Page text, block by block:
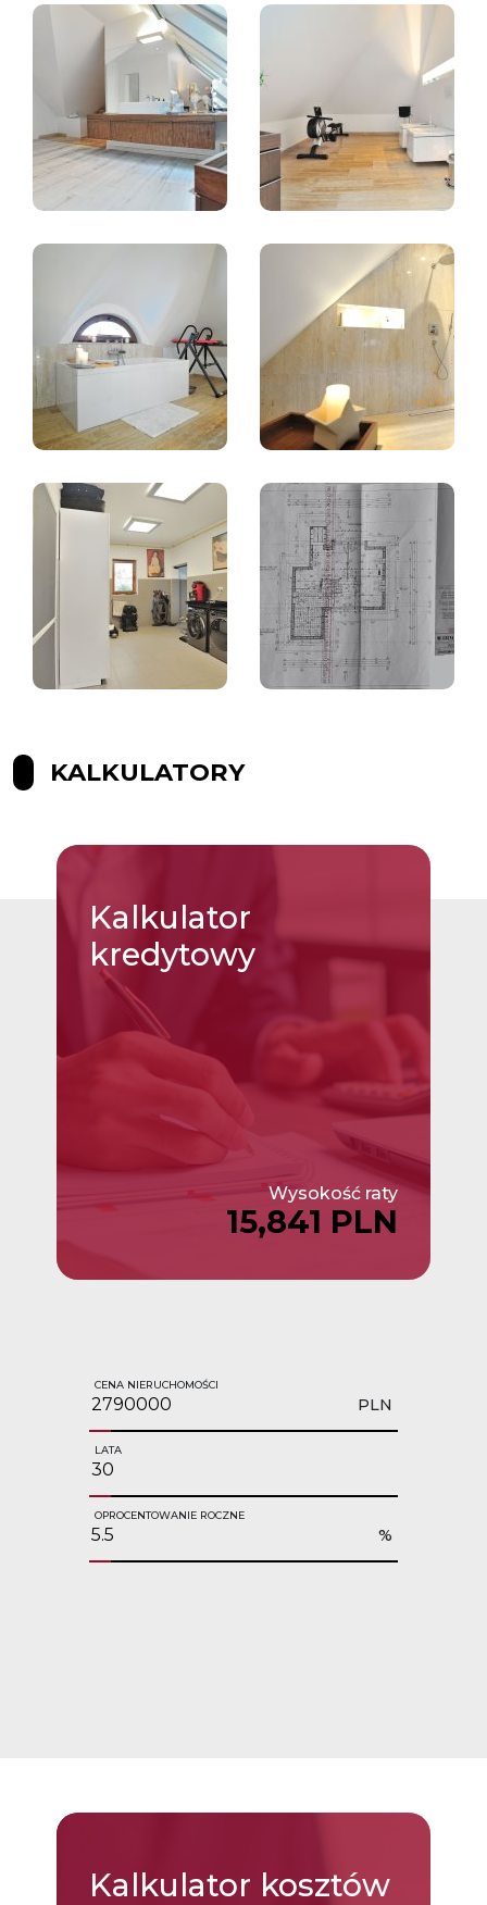
KALKULATORY
Kalkulator
kredytowy
Wysokość raty
15,841 PLN
CENA NIERUCHOMOŚCI
PLN
LATA
OPROCENTOWANIE ROCZNE
%
Kalkulator kosztów